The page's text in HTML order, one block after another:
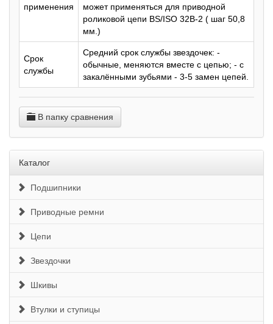
применения
может применяться для приводной
роликовой цепи BS/ISO 32B-2 ( шаг 50,8
мм.)
Срок
службы
Средний срок службы звездочек: -
обычные, меняются вместе с цепью; - с
закалёнными зубьями - 3-5 замен цепей.
В папку сравнения
Каталог
Подшипники
Приводные ремни
Цепи
Звездочки
Шкивы
Втулки и ступицы